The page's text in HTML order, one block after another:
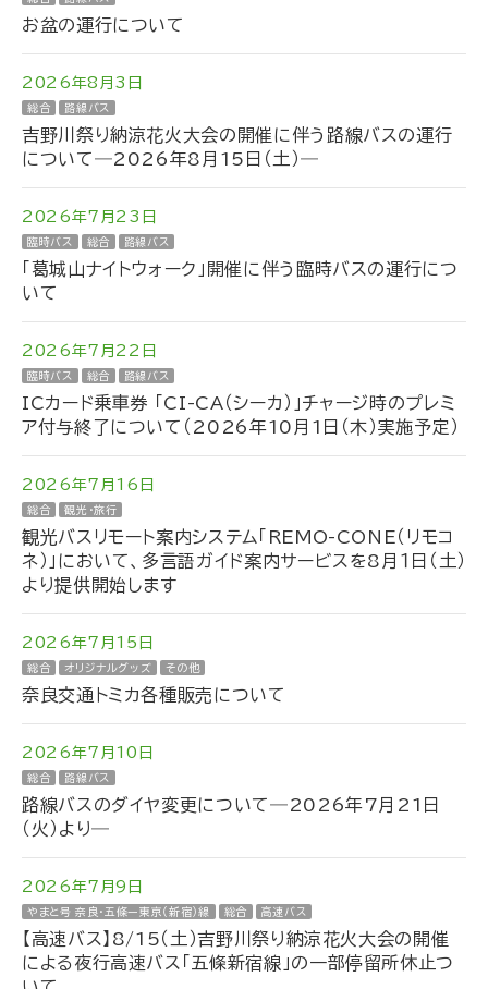
お盆の運行について
2026年8月3日
総合 路線バス
吉野川祭り納涼花火大会の開催に伴う路線バスの運行
について―2026年8月15日（土）―
2026年7月23日
臨時バス 総合 路線バス
「葛城山ナイトウォーク」開催に伴う臨時バスの運行につ
いて
2026年7月22日
臨時バス 総合 路線バス
ICカード乗車券 「CI-CA（シーカ）」チャージ時のプレミ
ア付与終了について（2026年10月1日（木）実施予定）
2026年7月16日
総合 観光・旅行
観光バスリモート案内システム「REMO-CONE（リモコ
ネ）」において、多言語ガイド案内サービスを8月１日（土）
より提供開始します
2026年7月15日
総合 オリジナルグッズ その他
奈良交通トミカ各種販売について
2026年7月10日
総合 路線バス
路線バスのダイヤ変更について―2026年7月21日
（火）より―
2026年7月9日
やまと号 奈良・五條ー東京（新宿）線 総合 高速バス
【高速バス】8/15（土）吉野川祭り納涼花火大会の開催
による夜行高速バス「五條新宿線」の一部停留所休止つ